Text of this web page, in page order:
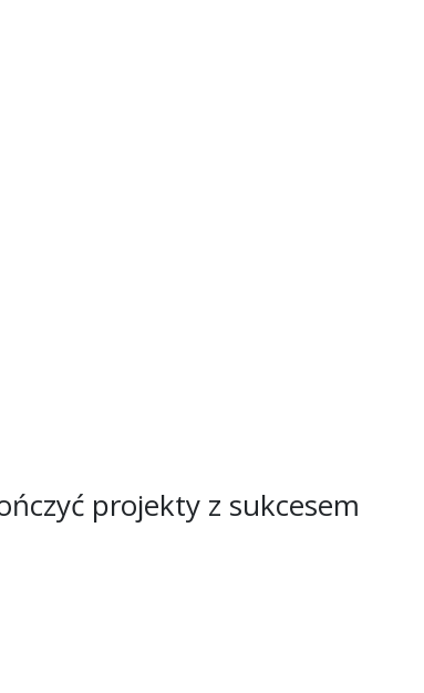
projekty z sukcesem